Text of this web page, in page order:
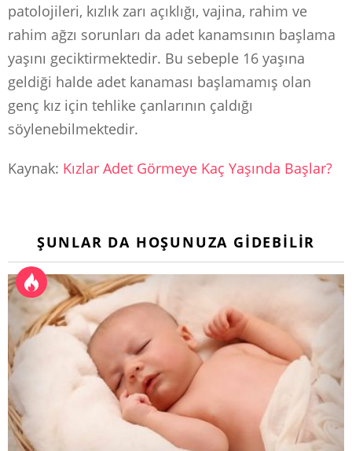
patolojileri, kızlık zarı açıklığı, vajina, rahim ve
rahim ağzı sorunları da adet kanamsının başlama
yaşını geciktirmektedir. Bu sebeple 16 yaşına
geldiği halde adet kanaması başlamamış olan
genç kız için tehlike çanlarının çaldığı
söylenebilmektedir.
Kaynak: Kızlar Adet Görmeye Kaç Yaşında Başlar?
ŞUNLAR DA HOŞUNUZA GIDEBILIR